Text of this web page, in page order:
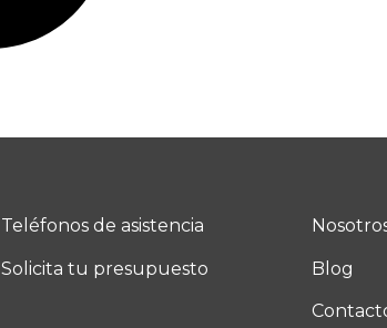
Teléfonos de asistencia
Solicita tu presupuesto Blog